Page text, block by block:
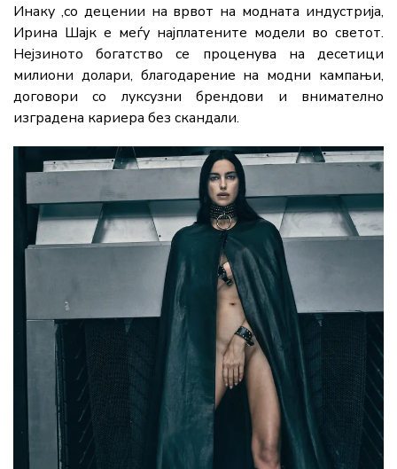
Инаку ,со децении на врвот на модната индустрија,
Ирина Шајк е меѓу најплатените модели во светот.
Нејзиното богатство се проценува на десетици
милиони долари, благодарение на модни кампањи,
договори со луксузни брендови и внимателно
изградена кариера без скандали.